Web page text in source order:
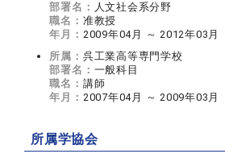
部署名： 人文社会系分野
職名： 准教授
年月： 2009年04月 ～ 2012年03月
所属： 呉工業高等専門学校
部署名： 一般科目
職名： 講師
年月： 2007年04月 ～ 2009年03月
所属学協会